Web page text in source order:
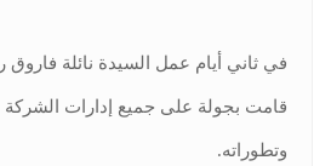
في ثاني أيام عمل السيدة نائلة
قامت بجولة على جميع إدارات الشركة
وتطوراته.